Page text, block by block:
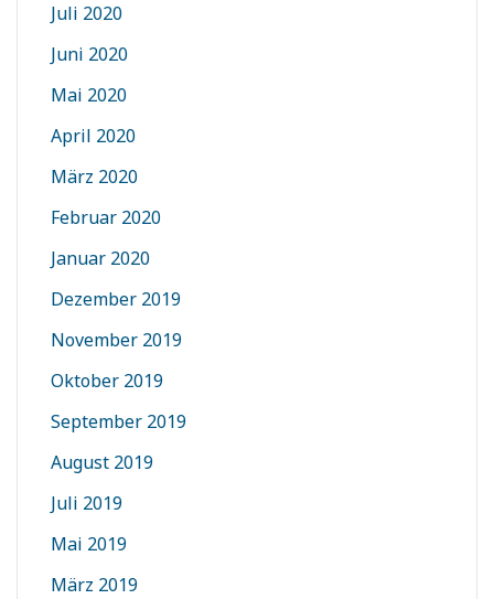
Juli 2020
Juni 2020
Mai 2020
April 2020
März 2020
Februar 2020
Januar 2020
Dezember 2019
November 2019
Oktober 2019
September 2019
August 2019
Juli 2019
Mai 2019
März 2019